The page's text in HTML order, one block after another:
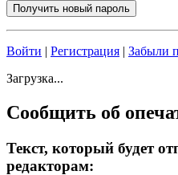
Войти | Регистрация | Забыли
Загрузка...
Сообщить об
Текст, который будет
редакторам: